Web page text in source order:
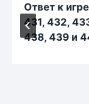
Ответ к
431, 432,
438, 439 и